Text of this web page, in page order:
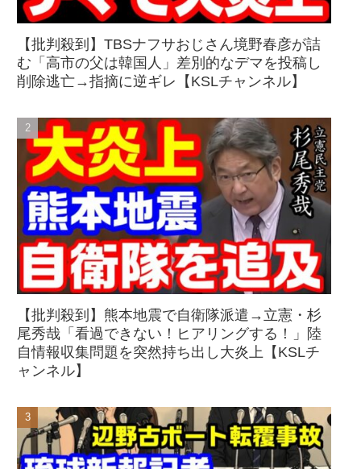
【批判殺到】TBSナフサおじさん境野春彦が詰
む「高市の父は韓国人」差別的なデマを投稿し
削除逃亡→指摘に逆ギレ【KSLチャンネル】
【批判殺到】熊本地震で自衛隊派遣→立憲・杉
尾秀哉「看過できない！ヒアリングする！」陸
自情報収集問題を突然持ち出し大炎上【KSLチ
ャンネル】